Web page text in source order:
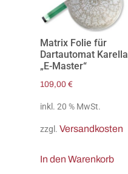
Matrix Folie für
Dartautomat Karella
„E-Master“
109,00 €
inkl. 20 % MwSt.
zzgl. Versandkosten
In den Warenkorb